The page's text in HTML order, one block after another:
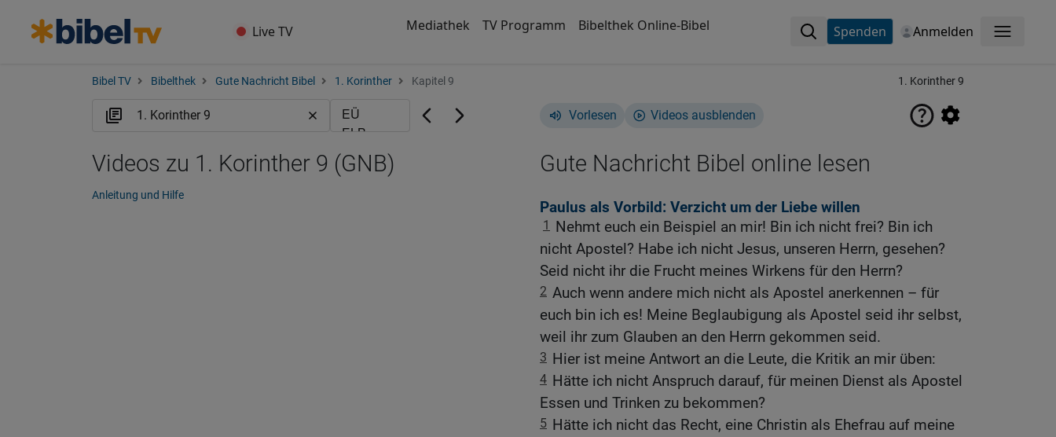
Live TV Mediathek TV Programm Bibelthek Online-Bibel Spenden Anmelden Menü
Bibel TV Bibelthek Gute Nachricht Bibel 1. Korinther Kapitel 9 1. Korinther 9
Vorlesen Videos ausblenden
Gute Nachricht Bibel online lesen
Paulus als Vorbild: Verzicht um der Liebe willen
1
Nehmt euch ein Beispiel an mir! Bin ich nicht frei? Bin ich
nicht Apostel? Habe ich nicht Jesus, unseren Herrn, gesehen?
Seid nicht ihr die Frucht meines Wirkens für den Herrn?
2 Auch wenn andere mich nicht als Apostel anerkennen – für
euch bin ich es! Meine Beglaubigung als Apostel seid ihr selbst,
weil ihr zum Glauben an den Herrn gekommen seid.
3 Hier ist meine Antwort an die Leute, die Kritik an mir üben:
4 Hätte ich nicht Anspruch darauf, für meinen Dienst als Apostel
Essen und Trinken zu bekommen?
5 Hätte ich nicht das Recht, eine Christin als Ehefrau auf meine
Videos zu 1. Korinther 9 (GNB)
Anleitung und Hilfe